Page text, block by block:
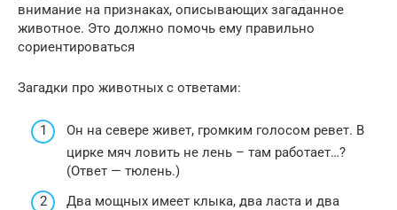
внимание на признаках, описывающих загаданное
животное. Это должно помочь ему правильно
сориентироваться
Загадки про животных с ответами:
Он на севере живет, громким голосом ревет. В
цирке мяч ловить не лень – там работает…?
(Ответ — тюлень.)
Два мощных имеет клыка, два ласта и два